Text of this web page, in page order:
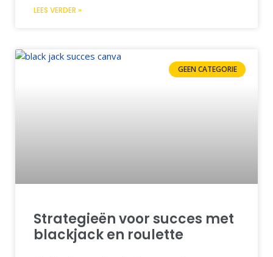
LEES VERDER »
GEEN CATEGORIE
Strategieën voor succes met
blackjack en roulette